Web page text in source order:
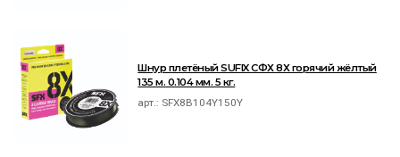
Шнур плетёный SUFIX СФХ 8Х горячий жёлтый
135 м. 0.104 мм. 5 кг.
арт.: SFX8B104Y150Y